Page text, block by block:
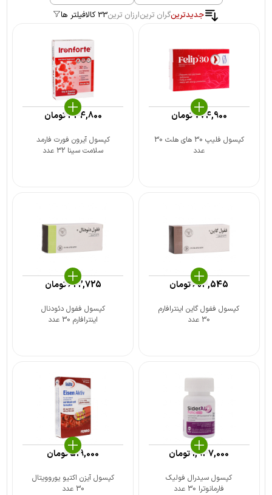
جدیدترینگران ترینارزان ترین33 کالا فیلتر ها
کپسول فلیپ 30 های هلث 30
عدد
774,900تومان
کپسول آیرون فورت فارمد
سلامت سینا 32 عدد
434,800تومان
کپسول ففول گاین اینترافارم
30 عدد
604,545تومان
کپسول ففول دئودنال
اینترافارم 30 عدد
622,725تومان
کپسول سیدرال فولیک
فارمانوترا 30 عدد
1,947,000تومان
کپسول آیزن اکتیو یوروویتال
30 عدد
519,000تومان